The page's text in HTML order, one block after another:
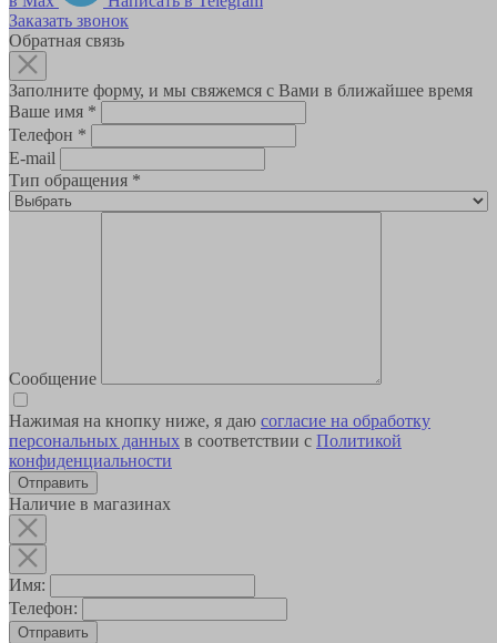
Заказать звонок
Обратная связь
Заполните форму, и мы свяжемся с Вами в ближайшее время
Ваше имя *
Телефон *
E-mail
Тип обращения *
Сообщение
Нажимая на кнопку ниже, я даю согласие на обработку
персональных данных в соответствии с Политикой
конфиденциальности
Наличие в магазинах
Имя:
Телефон:
Отправить